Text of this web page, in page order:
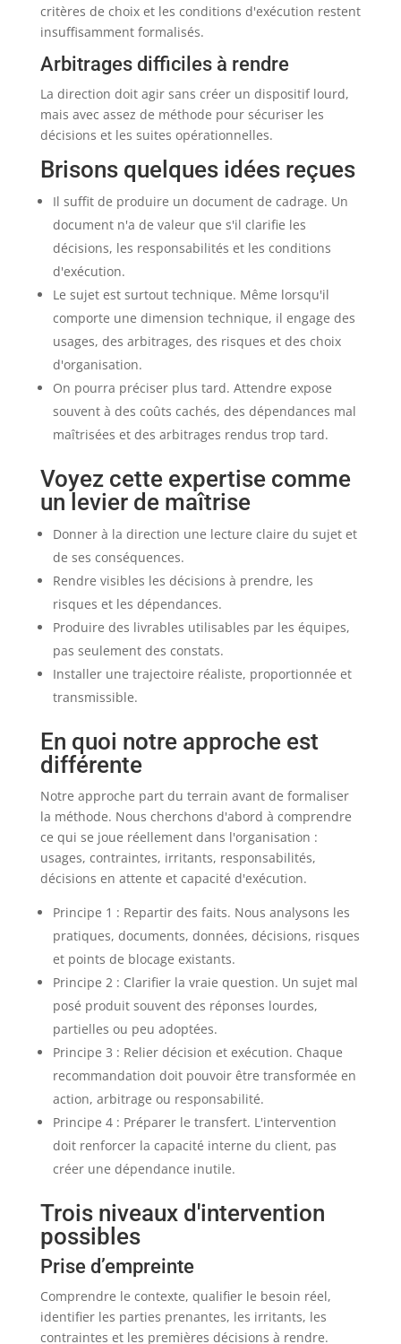
critères de choix et les conditions d'exécution restent
insuffisamment formalisés.
Arbitrages difficiles à rendre
La direction doit agir sans créer un dispositif lourd,
mais avec assez de méthode pour sécuriser les
décisions et les suites opérationnelles.
Brisons quelques idées reçues
Il suffit de produire un document de cadrage. Un
document n'a de valeur que s'il clarifie les
décisions, les responsabilités et les conditions
d'exécution.
Le sujet est surtout technique. Même lorsqu'il
comporte une dimension technique, il engage des
usages, des arbitrages, des risques et des choix
d'organisation.
On pourra préciser plus tard. Attendre expose
souvent à des coûts cachés, des dépendances mal
maîtrisées et des arbitrages rendus trop tard.
Voyez cette expertise comme
un levier de maîtrise
Donner à la direction une lecture claire du sujet et
de ses conséquences.
Rendre visibles les décisions à prendre, les
risques et les dépendances.
Produire des livrables utilisables par les équipes,
pas seulement des constats.
Installer une trajectoire réaliste, proportionnée et
transmissible.
En quoi notre approche est
différente
Notre approche part du terrain avant de formaliser
la méthode. Nous cherchons d'abord à comprendre
ce qui se joue réellement dans l'organisation :
usages, contraintes, irritants, responsabilités,
décisions en attente et capacité d'exécution.
Principe 1 : Repartir des faits. Nous analysons les
pratiques, documents, données, décisions, risques
et points de blocage existants.
Principe 2 : Clarifier la vraie question. Un sujet mal
posé produit souvent des réponses lourdes,
partielles ou peu adoptées.
Principe 3 : Relier décision et exécution. Chaque
recommandation doit pouvoir être transformée en
action, arbitrage ou responsabilité.
Principe 4 : Préparer le transfert. L'intervention
doit renforcer la capacité interne du client, pas
créer une dépendance inutile.
Trois niveaux d'intervention
possibles
Prise d’empreinte
Comprendre le contexte, qualifier le besoin réel,
identifier les parties prenantes, les irritants, les
contraintes et les premières décisions à rendre.